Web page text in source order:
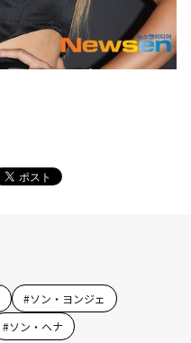
#ソン・ヨンジェ
#ソン・ヘナ